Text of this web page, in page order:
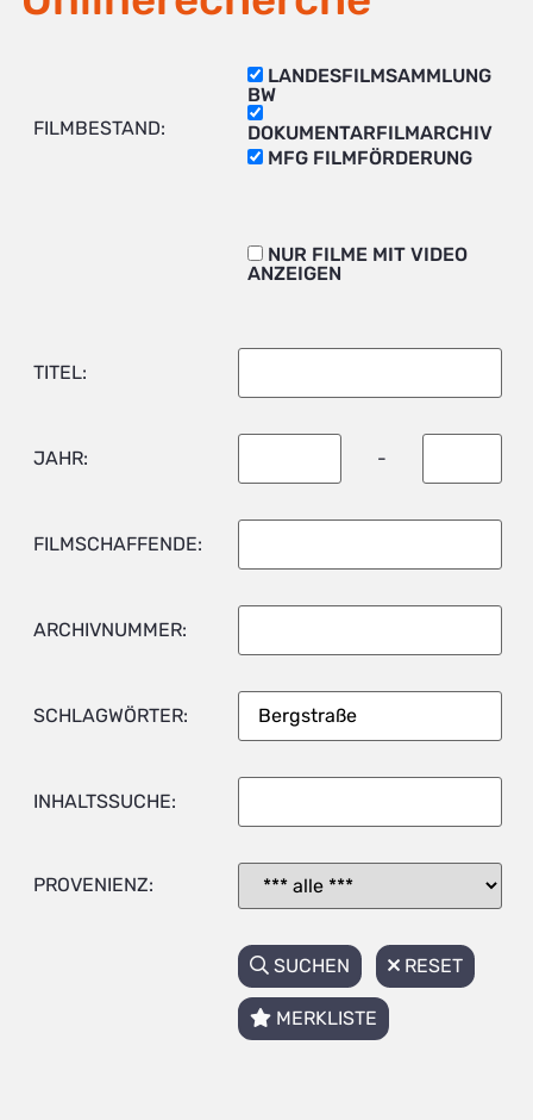
FILMBESTAND:
LANDESFILMSAMMLUNG
BW
DOKUMENTARFILMARCHIV
MFG FILMFÖRDERUNG
NUR FILME MIT VIDEO
ANZEIGEN
TITEL:
JAHR: -
FILMSCHAFFENDE:
ARCHIVNUMMER:
SCHLAGWÖRTER:
INHALTSSUCHE:
PROVENIENZ:
SUCHEN RESET
MERKLISTE